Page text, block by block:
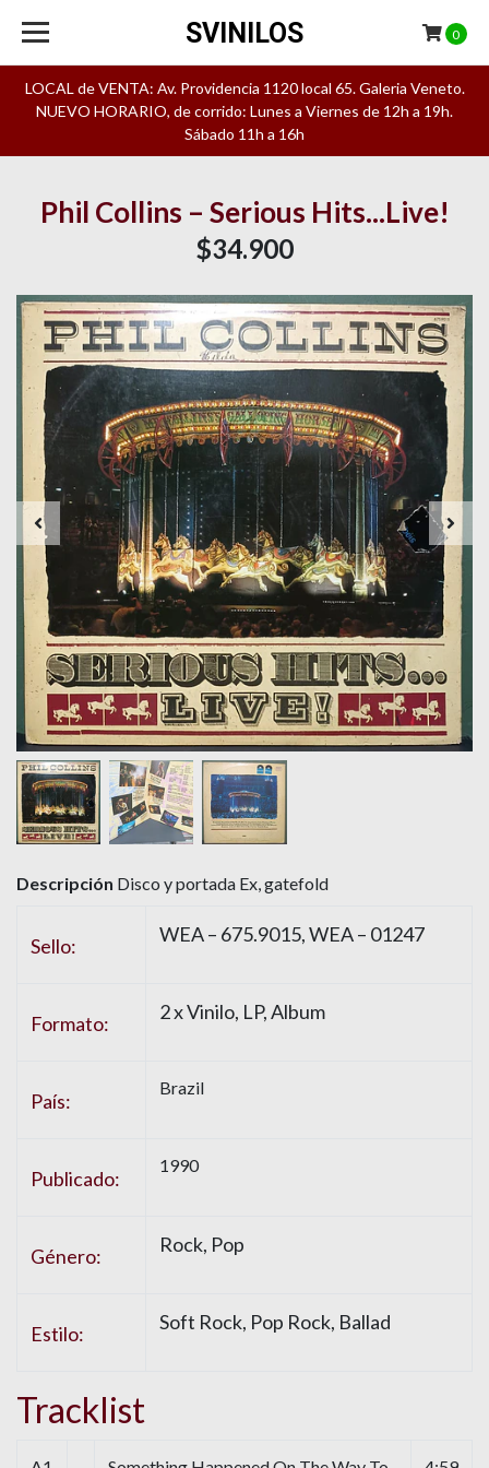
LOCAL de VENTA: Av. Providencia 1120 local 65. Galeria Veneto.
NUEVO HORARIO, de corrido: Lunes a Viernes de 12h a 19h.
Sábado 11h a 16h
SVINILOS 0
Phil Collins – Serious Hits...Live!
$34.900
Descripción Disco y portada Ex, gatefold
Sello: WEA – 675.9015, WEA – 01247
Formato: 2 x Vinilo, LP, Album
País:
Brazil
Publicado:
1990
Género: Rock, Pop
Estilo: Soft Rock, Pop Rock, Ballad
Tracklist